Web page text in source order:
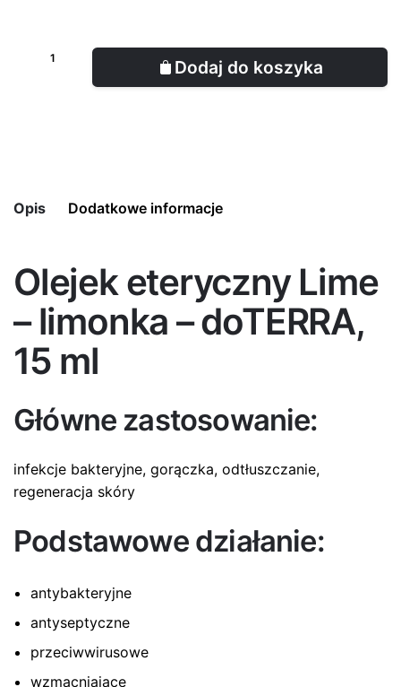
Dodaj do koszyka
Opis Dodatkowe informacje
Olejek eteryczny Lime
– limonka – doTERRA,
15 ml
Główne zastosowanie:
infekcje bakteryjne, gorączka, odtłuszczanie,
regeneracja skóry
Podstawowe działanie:
antybakteryjne
antyseptyczne
przeciwwirusowe
wzmacniające
Pojemność 15 ml